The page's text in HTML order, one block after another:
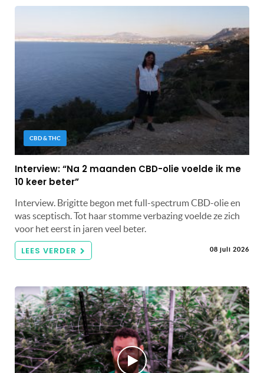
CBD & THC
Interview: “Na 2 maanden CBD-olie voelde ik me
10 keer beter”
Interview. Brigitte begon met full-spectrum CBD-olie en
was sceptisch. Tot haar stomme verbazing voelde ze zich
voor het eerst in jaren veel beter.
LEES VERDER 08 juli 2026